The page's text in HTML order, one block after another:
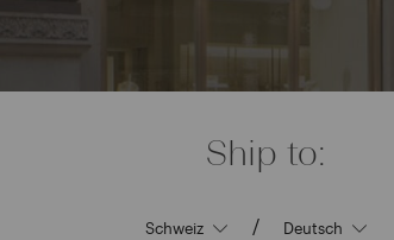
Ship to:
/